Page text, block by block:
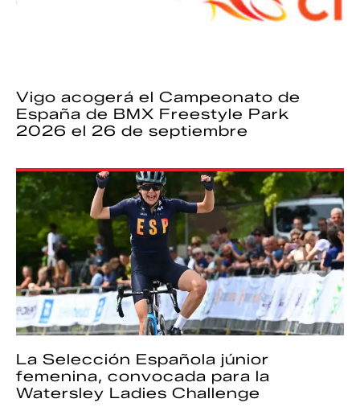
Vigo acogerá el Campeonato de
España de BMX Freestyle Park
2026 el 26 de septiembre
La Selección Española júnior
femenina, convocada para la
Watersley Ladies Challenge